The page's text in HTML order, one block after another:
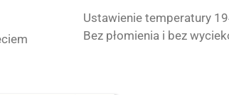
Ustawienie temperatury
Bez płomienia i bez